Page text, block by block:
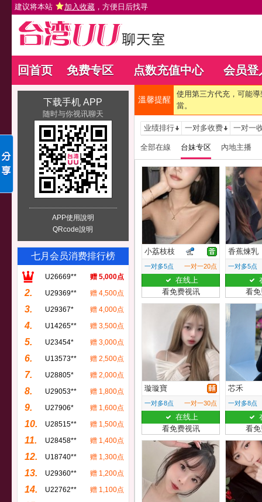
建议将本站 加入收藏 ，方便日后找寻
回首页 免费专区 点数充值中心 会员登
下载手机 APP
随时与你视讯聊天
APP使用說明
QRcode說明
七月会员消费排行榜
U26669** 赠 5,000点
2. U29369** 赠 4,500点
3. U29367* 赠 4,000点
4. U14265** 赠 3,500点
5. U23454* 赠 3,000点
6. U13573** 赠 2,500点
7. U28805* 赠 2,000点
8. U29053** 赠 1,800点
9. U27906* 赠 1,600点
10. U28515** 赠 1,500点
11. U28458** 赠 1,400点
12. U18740** 赠 1,300点
13. U29360** 赠 1,200点
14. U22762** 赠 1,100点
溫馨提醒
使用第三方代充，可能
當。
业绩排行 一对多收费 一对一
全部在線 台妹专区 內地主播
小荔枝枝
一对多5点 一对一20点
在线上
看免费视讯
香蕉煉乳
一对多5点
看
璇璇寶
一对多8点 一对一30点
在线上
看免费视讯
芯禾
一对多8点
看